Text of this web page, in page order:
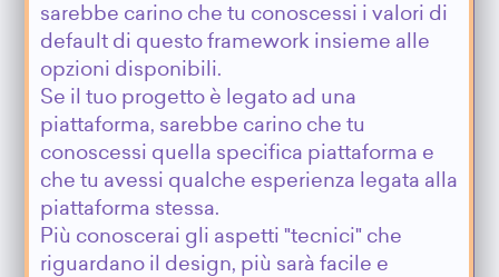
sarebbe carino che tu conoscessi i valori di
default di questo framework insieme alle
opzioni disponibili.
Se il tuo progetto è legato ad una
piattaforma, sarebbe carino che tu
conoscessi quella specifica piattaforma e
che tu avessi qualche esperienza legata alla
piattaforma stessa.
Più conoscerai gli aspetti "tecnici" che
riguardano il design, più sarà facile e